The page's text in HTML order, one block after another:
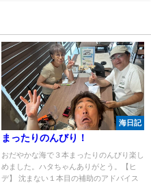
海日記
まったりのんびり！
おだやかな海で３本まったりのんびり楽し
めました。ハタちゃんありがとう。【ヒ
デ】 沈まない１本目の補助のアドバイス